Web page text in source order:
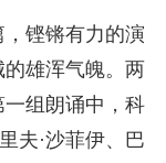
铿锵有力的演
雄浑气魄。两
组朗诵中，科
夫·沙菲伊、巴